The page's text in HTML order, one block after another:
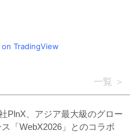
TradingView
一覧
PlnX、アジア最大級のグロー
「WebX2026」とのコラボ